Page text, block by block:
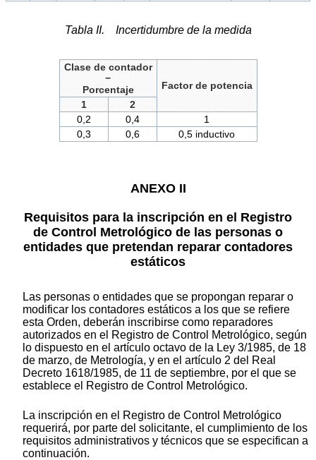
Tabla II. Incertidumbre de la medida
Clase de contador
−
Porcentaje
Factor de potencia
1
2
0,2
0,4
1
0,3
0,6 0,5 inductivo
ANEXO II
Requisitos para la inscripción en el Registro
de Control Metrológico de las personas o
entidades que pretendan reparar contadores
estáticos
Las personas o entidades que se propongan reparar o
modificar los contadores estáticos a los que se refiere
esta Orden, deberán inscribirse como reparadores
autorizados en el Registro de Control Metrológico, según
lo dispuesto en el artículo octavo de la Ley 3/1985, de 18
de marzo, de Metrología, y en el artículo 2 del Real
Decreto 1618/1985, de 11 de septiembre, por el que se
establece el Registro de Control Metrológico.
La inscripción en el Registro de Control Metrológico
requerirá, por parte del solicitante, el cumplimiento de los
requisitos administrativos y técnicos que se especifican a
continuación.